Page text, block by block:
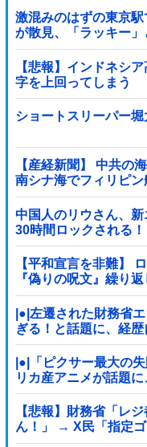
激混みのはずの東京
が散見、「ラッキー
【悲報】インドネシ
字を上回ってしまう
wwwwwwwwwww他
ショートスリーパー
【産経新聞】 中共の
南シナ海でフィリピ
中国人のリウさん、
30時間ロックされる！
【平和宣言を非難】
『偽りの呪文』繰り返
|●|左遷された財務省
ぎる！と話題に、経
|●|「ピクサー最大の
リカ産アニメが話題
わ……
【悲報】財務省「レ
ん！」 → X民「指定
税はゼロになるんだ